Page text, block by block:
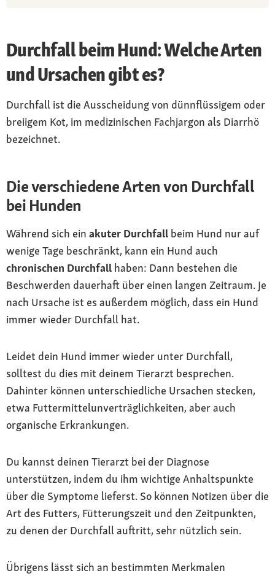
Durchfall beim Hund: Welche Arten
und Ursachen gibt es?
Durchfall ist die Ausscheidung von dünnflüssigem oder
breiigem Kot, im medizinischen Fachjargon als Diarrhö
bezeichnet.
Die verschiedene Arten von Durchfall
bei Hunden
Während sich ein akuter Durchfall beim Hund nur auf
wenige Tage beschränkt, kann ein Hund auch
chronischen Durchfall haben: Dann bestehen die
Beschwerden dauerhaft über einen langen Zeitraum. Je
nach Ursache ist es außerdem möglich, dass ein Hund
immer wieder Durchfall hat.
Leidet dein Hund immer wieder unter Durchfall,
solltest du dies mit deinem Tierarzt besprechen.
Dahinter können unterschiedliche Ursachen stecken,
etwa Futtermittelunverträglichkeiten, aber auch
organische Erkrankungen.
Du kannst deinen Tierarzt bei der Diagnose
unterstützen, indem du ihm wichtige Anhaltspunkte
über die Symptome lieferst. So können Notizen über die
Art des Futters, Fütterungszeit und den Zeitpunkten,
zu denen der Durchfall auftritt, sehr nützlich sein.
Übrigens lässt sich an bestimmten Merkmalen